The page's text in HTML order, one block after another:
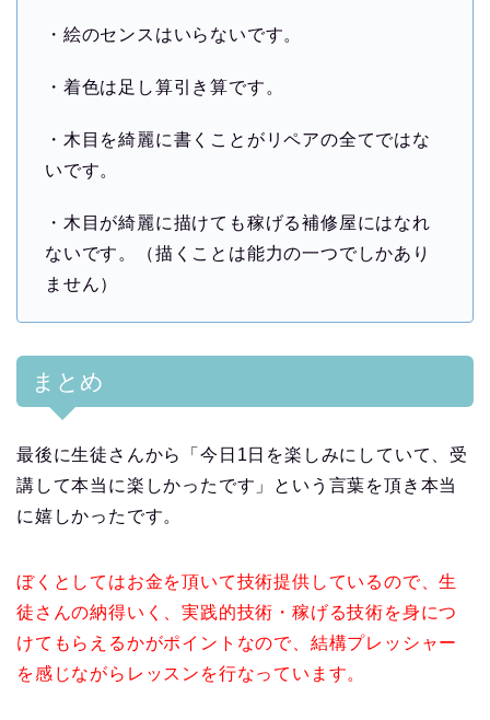
・絵のセンスはいらないです。
・着色は足し算引き算です。
・木目を綺麗に書くことがリペアの全てではな
いです。
・木目が綺麗に描けても稼げる補修屋にはなれ
ないです。（描くことは能力の一つでしかあり
ません）
まとめ
最後に生徒さんから「今日1日を楽しみにしていて、受
講して本当に楽しかったです」という言葉を頂き本当
に嬉しかったです。
ぼくとしてはお金を頂いて技術提供しているので、生
徒さんの納得いく、実践的技術・稼げる技術を身につ
けてもらえるかがポイントなので、結構プレッシャー
を感じながらレッスンを行なっています。